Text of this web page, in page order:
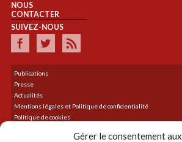
Gérer le consentement aux
NOUS
CONTACTER
SUIVEZ-NOUS
Publications
Presse
Actualités
Mentions légales et Politique de confidentialité
Politique de cookies